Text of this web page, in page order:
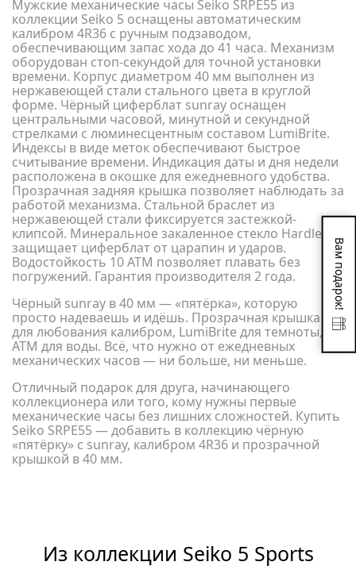
Мужские механические часы Seiko SRPE55 из
коллекции Seiko 5 оснащены автоматическим
калибром 4R36 с ручным подзаводом,
обеспечивающим запас хода до 41 часа. Механизм
оборудован стоп-секундой для точной установки
времени. Корпус диаметром 40 мм выполнен из
нержавеющей стали стального цвета в круглой
форме. Чёрный циферблат sunray оснащен
центральными часовой, минутной и секундной
стрелками с люминесцентным составом LumiBrite.
Индексы в виде меток обеспечивают быстрое
считывание времени. Индикация даты и дня недели
расположена в окошке для ежедневного удобства.
Прозрачная задняя крышка позволяет наблюдать за
работой механизма. Стальной браслет из
нержавеющей стали фиксируется застежкой-
клипсой. Минеральное закаленное стекло Hardlex
защищает циферблат от царапин и ударов.
Водостойкость 10 АТМ позволяет плавать без
погружений. Гарантия производителя 2 года.
Чёрный sunray в 40 мм — «пятёрка», которую
просто надеваешь и идёшь. Прозрачная крышка
для любования калибром, LumiBrite для темноты, 10
АТМ для воды. Всё, что нужно от ежедневных
механических часов — ни больше, ни меньше.
Отличный подарок для друга, начинающего
коллекционера или того, кому нужны первые
механические часы без лишних сложностей. Купить
Seiko SRPE55 — добавить в коллекцию чёрную
«пятёрку» с sunray, калибром 4R36 и прозрачной
крышкой в 40 мм.
Из коллекции Seiko 5 Sports
Вам подарок!